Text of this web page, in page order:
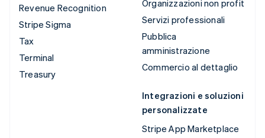
Revenue Recognition
Stripe Sigma
Tax
Terminal
Treasury
Organizzazioni non profit
Servizi professionali
Pubblica
amministrazione
Commercio al dettaglio
Integrazioni e soluzioni
personalizzate
Stripe App Marketplace